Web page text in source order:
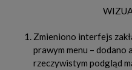
Zmieniono interfejs
prawym menu – dodano
rzeczywistym podgląd